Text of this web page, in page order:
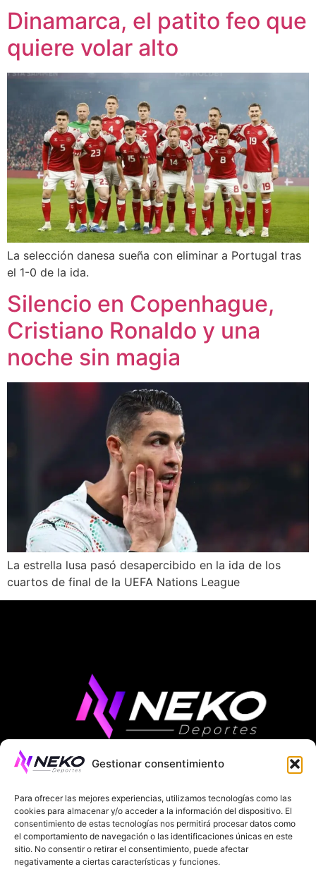
Gestionar consentimiento
Para ofrecer las mejores experiencias, utilizamos tecnologías como las
cookies para almacenar y/o acceder a la información del dispositivo. El
consentimiento de estas tecnologías nos permitirá procesar datos como
el comportamiento de navegación o las identificaciones únicas en este
sitio. No consentir o retirar el consentimiento, puede afectar
negativamente a ciertas características y funciones.
Dinamarca, el patito feo que
quiere volar alto
La selección danesa sueña con eliminar a Portugal tras
el 1-0 de la ida.
Silencio en Copenhague,
Cristiano Ronaldo y una
noche sin magia
La estrella lusa pasó desapercibido en la ida de los
cuartos de final de la UEFA Nations League
ÚLTIMAS NOTICIAS COMPETICIONES EUROPEAS
LA LIGA MUNDIAL 2026 FÚTBOL INTERNACIONAL
SOBRE NOSOTROS